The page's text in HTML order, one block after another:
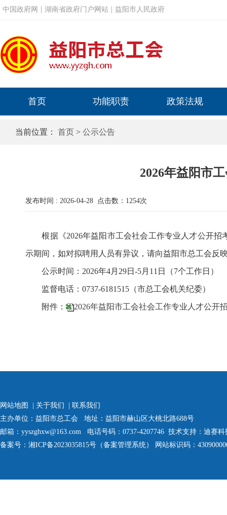
当前位置： 首页 > 公示公告
2026年益阳市
发布时间 : 2026-04-28 点击数： 1254次
根据《2026年益阳市工会社会工作专业人才公开招
示期间，如对拟聘用人员有异议，请向益阳市总工会反
公示时间：2026年4月29日-5月11日（7个工作日）
监督电话：0737-6181515（市总工会机关纪委）
附件： 2026年益阳市工会社会工作专业人才公开